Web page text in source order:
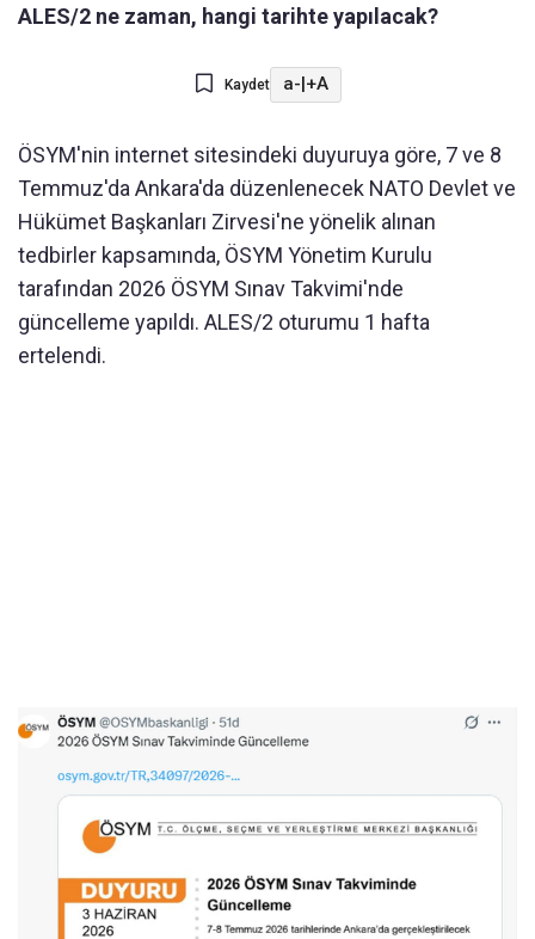
ALES/2 ne zaman, hangi tarihte yapılacak?
Kaydet a-|+A
ÖSYM'nin internet sitesindeki duyuruya göre, 7 ve 8
Temmuz'da Ankara'da düzenlenecek NATO Devlet ve
Hükümet Başkanları Zirvesi'ne yönelik alınan
tedbirler kapsamında, ÖSYM Yönetim Kurulu
tarafından 2026 ÖSYM Sınav Takvimi'nde
güncelleme yapıldı. ALES/2 oturumu 1 hafta
ertelendi.